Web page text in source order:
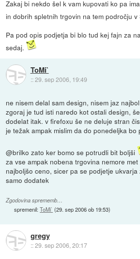
Zakaj bi nekdo šel k vam kupovati ko pa
in dobrih spletnih trgovin na tem področju v
Pa pod opis podjetja bi blo tud kej fajn za
sedaj.
ToMi`
::29. sep 2006, 19:49
ne nisem delal sam design, nisem jaz
zgoraj je tud isti naredo kot ostali design,
dodelat itak. v firefoxu še ne deluje stran
je težak ampak mislim da do ponedeljka
@brilko zato ker bomo se potrudli bit boljši
za vse ampak nobena trgovina nemore
najboljšo ceno, sicer pa se podjetje
samo dodatek
Zgodovina sprememb…
spremenil:ToMi` (29. sep 2006 ob 19:53)
gregy
::29. sep 2006, 20:17